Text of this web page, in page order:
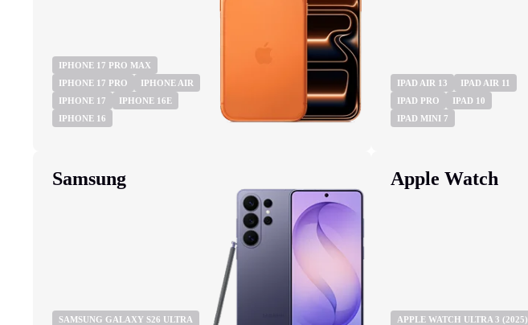
IPHONE 17 PRO MAX
IPHONE 17 PRO
IPHONE AIR
IPHONE 17
IPHONE 16E
IPHONE 16
IPAD AIR 13
IPAD AIR 11
IPAD PRO
IPAD 10
IPAD MINI 7
Samsung
SAMSUNG GALAXY S26 ULTRA
Apple Watch
APPLE WATCH ULTRA 3 (2025)